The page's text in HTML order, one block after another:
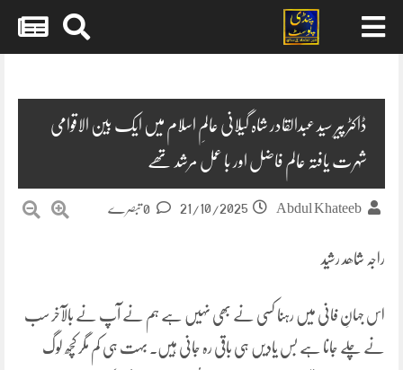
ڈاکٹر پیر سید عبدالقادر شاہ گیلانی عالمِ اسلام میں ایک بین الاقوامی
شہرت یافتہ عالم فاضل اور با عمل مرشد تھے
Abdul Khateeb
21/10/2025
راجہ شاھد رشید
اس جہانِ فانی میں رہنا کسی نے بھی نہیں ہے ہم نے آپ نے بالآخر سب
نے چلے جانا ہے بس یادیں ہی باقی رہ جانی ہیں۔ بہت ہی کم مگر کچھ لوگ